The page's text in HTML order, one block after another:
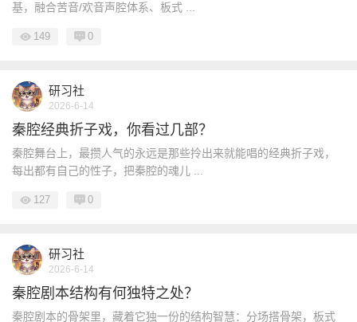
基，融合苦音/欢音声腔体系、板式 ...
149 0
研习社
2026-6-14
秦腔经典折子戏，你看过几部？
秦腔舞台上，最攒人气的永远是那些拎出来就能唱的经典折子戏，
每出都有自己的性子，把秦腔的魂儿 ...
127 0
研习社
2026-6-14
秦腔剧本结构有何独特之处？
秦腔剧本的骨架里，藏着它独一份的结构智慧：分场搭骨架，板式